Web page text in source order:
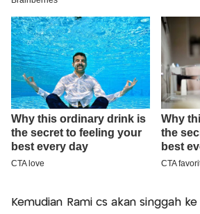
Kemudian Rami cs akan singgah